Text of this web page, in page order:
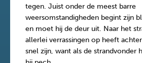
tegen. Juist onder de meest barre
weersomstandigheden begint zijn
en moet hij de deur uit. Naar het
allerlei verrassingen op heeft
snel zijn, want als de strandvonder